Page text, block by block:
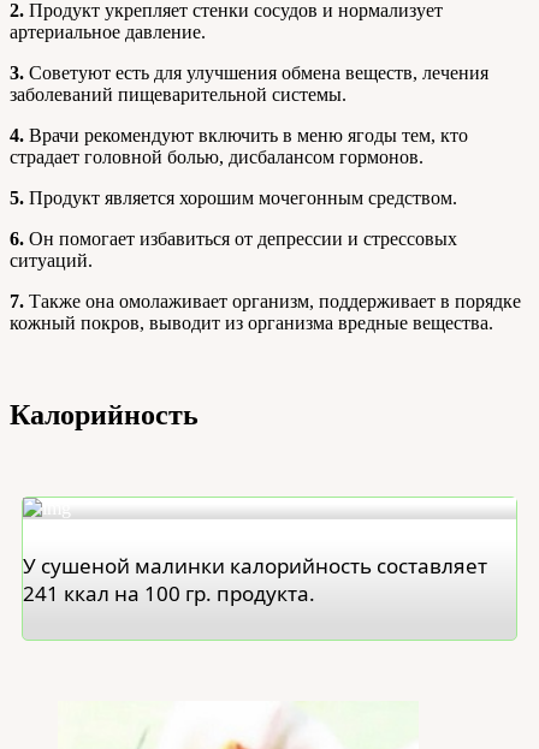
2. Продукт укрепляет стенки сосудов и нормализует
артериальное давление.
3. Советуют есть для улучшения обмена веществ, лечения
заболеваний пищеварительной системы.
4. Врачи рекомендуют включить в меню ягоды тем, кто
страдает головной болью, дисбалансом гормонов.
5. Продукт является хорошим мочегонным средством.
6. Он помогает избавиться от депрессии и стрессовых
ситуаций.
7. Также она омолаживает организм, поддерживает в порядке
кожный покров, выводит из организма вредные вещества.
Калорийность
У сушеной малинки калорийность составляет
241 ккал на 100 гр. продукта.